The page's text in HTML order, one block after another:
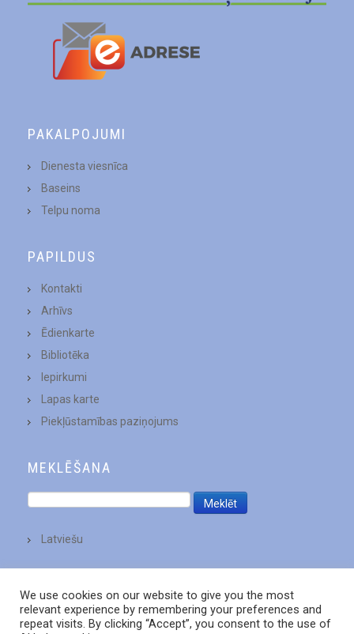
PAKALPOJUMI
Dienesta viesnīca
Baseins
Telpu noma
PAPILDUS
Kontakti
Arhīvs
Ēdienkarte
Bibliotēka
Iepirkumi
Lapas karte
Piekļūstamības paziņojums
MEKLĒŠANA
Latviešu
We use cookies on our website to give you the most
relevant experience by remembering your preferences and
repeat visits. By clicking “Accept”, you consent to the use of